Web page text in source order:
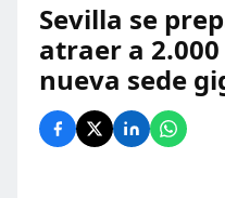
Sevilla se
atraer a
nueva sede